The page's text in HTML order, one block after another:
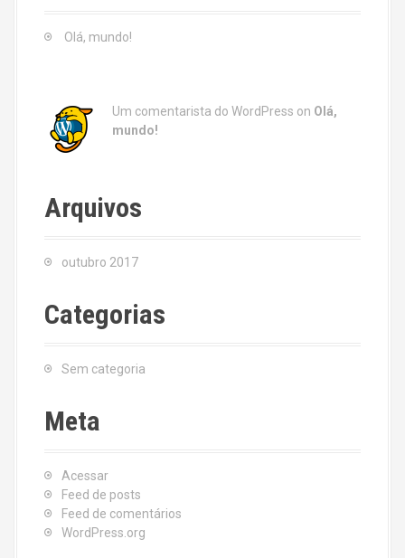
Olá, mundo!
Um comentarista do WordPress on Olá,
mundo!
Arquivos
outubro 2017
Categorias
Sem categoria
Meta
Acessar
Feed de posts
Feed de comentários
WordPress.org